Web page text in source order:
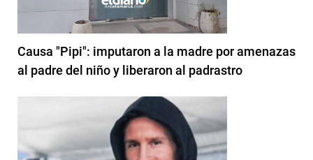
Causa "Pipi": imputaron a la madre por amenazas
al padre del niño y liberaron al padrastro